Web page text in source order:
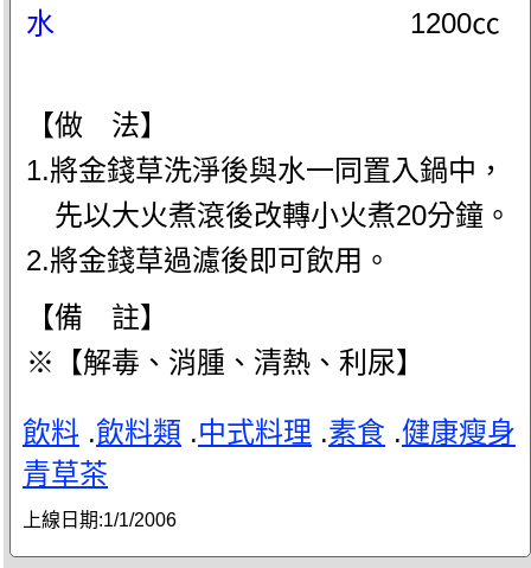
水
1200㏄
【做 法】
1.將金錢草洗淨後與水一同置入鍋中，
先以大火煮滾後改轉小火煮20分鐘。
2.將金錢草過濾後即可飲用。
【備 註】
※【解毒、消腫、清熱、利尿】
飲料 .飲料類 .中式料理 .素食 .健康瘦身
青草茶
上線日期:1/1/2006